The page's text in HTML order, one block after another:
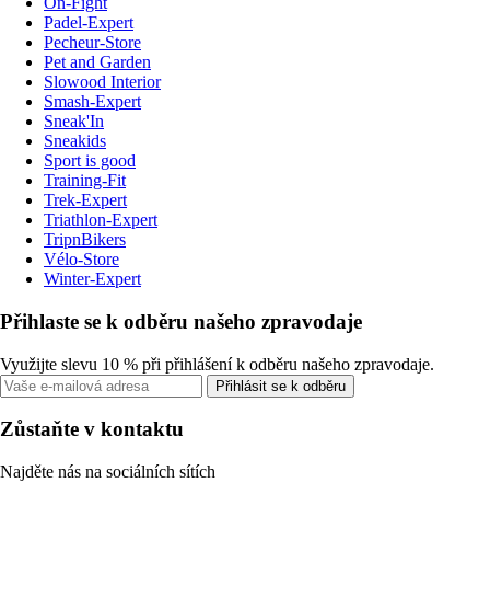
Padel-Expert
Pecheur-Store
Pet and Garden
Slowood Interior
Smash-Expert
Sneak'In
Sneakids
Sport is good
Training-Fit
Trek-Expert
Triathlon-Expert
TripnBikers
Vélo-Store
Winter-Expert
Přihlaste se k odběru našeho zpravodaje
Využijte slevu 10 % při přihlášení k odběru našeho zpravodaje.
Přihlásit se k odběru
Zůstaňte v kontaktu
Najděte nás na sociálních sítích